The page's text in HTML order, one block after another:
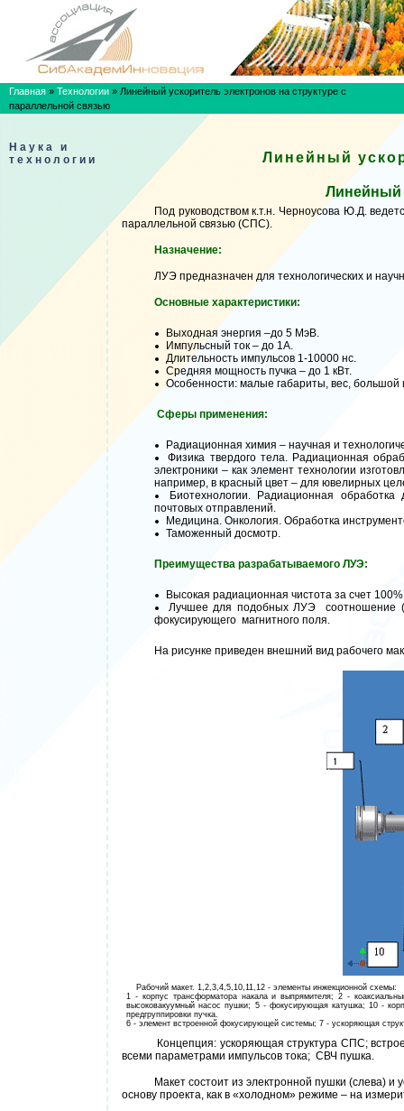
Главная » Технологии » Линейный ускоритель электронов на структуре с
параллельной связью
Наука и
технологии
Линейный
Линейный
Под руководством к.т.н. Черноусова Ю.Д.
параллельной связью (СПС).
Назначение:
ЛУЭ предназначен для технологических и
Основные характеристики:
Выходная энергия –до 5 МэВ.
Импульсный ток – до 1А.
Длительность импульсов 1-10000 нс.
Средняя мощность пучка – до 1 кВт.
Особенности: малые габариты, вес, большой
Cферы применения:
Радиационная химия – научная и
Физика твердого тела. Радиационная
электроники – как элемент технологии
например, в красный цвет – для ювелирных
Биотехнологии. Радиационная
почтовых отправлений.
Медицина. Онкология. Обработка
Таможенный досмотр.
Преимущества разрабатываемого ЛУЭ:
Высокая радиационная чистота за счет
Лучшее для подобных ЛУЭ соотношение
фокусирующего магнитного поля.
На рисунке приведен внешний вид рабочего
Рабочий макет. 1,2,3,4,5,10,11,12 - элементы инжекционной схемы:
1 - корпус трансформатора накала и выпрямителя; 2 -
высоковакуумный насос пушки; 5 - фокусирующая катушка; 10 -
предгруппировки пучка.
6 - элемент встроенной фокусирующей системы; 7 - ускоряющая
Концепция: ускоряющая структура СПС;
всеми параметрами импульсов тока; СВЧ пушка.
Макет состоит из электронной пушки (слева)
основу проекта, как в «холодном» режиме – на